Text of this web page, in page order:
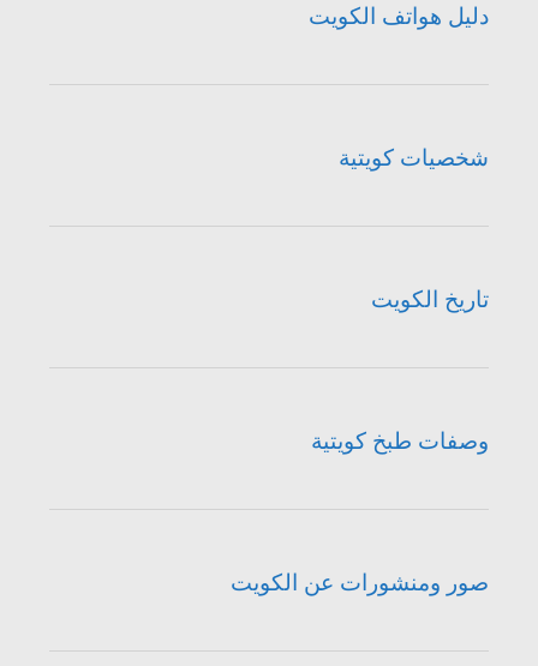
دليل هواتف الكويت
شخصيات كويتية
تاريخ الكويت
وصفات طبخ كويتية
صور ومنشورات عن الكويت